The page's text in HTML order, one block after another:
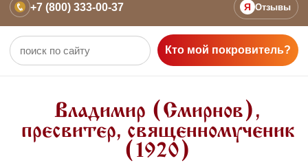
+7 (800) 333-00-37 Я Отзывы
Кто мой покровитель?
Владимир (Смирнов),
пресвитер, священномученик
(1920)